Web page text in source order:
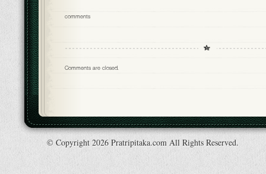
comments
Comments are closed.
© Copyright 2026 Pratripitaka.com All Rights Reserved.